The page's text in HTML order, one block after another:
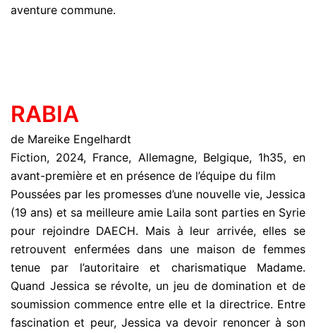
aventure commune.
RABIA
de Mareike Engelhardt
Fiction, 2024, France, Allemagne, Belgique, 1h35, en
avant-première et en présence de l’équipe du film
Poussées par les promesses d’une nouvelle vie, Jessica
(19 ans) et sa meilleure amie Laila sont parties en Syrie
pour rejoindre DAECH. Mais à leur arrivée, elles se
retrouvent enfermées dans une maison de femmes
tenue par l’autoritaire et charismatique Madame.
Quand Jessica se révolte, un jeu de domination et de
soumission commence entre elle et la directrice. Entre
fascination et peur, Jessica va devoir renoncer à son